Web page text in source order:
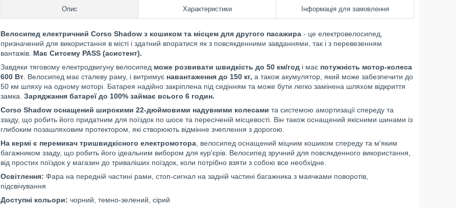
Опис Характеристики Інформація для замовлення
Велосипед електричний Corso Shadow з кошиком та місцем для другого пасажира - це електровелосипед,
призначений для використання в місті і здатний впоратися як з повсякденними завданнями, так і з перевезенням
вантажів. Має Ситсему PASS (асистент).
Завдяки тяговому електродвигуну велосипед може розвивати швидкість до 50 км/год і має потужність мотор-колеса
600 Вт . Велосипед має сталеву раму, і витримує навантаження до 150 кг, а також акумулятор, який може забезпечити до
50 км шляху на одному моторі. Батарея надійно закріплена під сидінням та може бути легко замінена шляхом відкриття
замка. Заряджання батареї до 100% займає всього 6 годин.
Corso Shadow оснащений широкими 22-дюймовими надувними колесами та системою амортизації спереду та
ззаду, що робить його придатним для поїздок по шосе та пересіченій місцевості. Він також оснащений якісними шинами із
глибоким позашляховим протектором, які створюють відмінне зчеплення з дорогою.
На кермі є перемикач тришвидкісного електромотора , велосипед оснащений міцним кошиком спереду та м'яким
багажником ззаду, що робить його ідеальним вибором для кур'єрів. Велосипед зручний для повсякденного використання,
від простих поїздок у магазин до триваліших поїздок, коли потрібно взяти з собою все необхідне.
Освітлення: Фара на передній частині рами, стоп-сигнал на задній частині багажника з маячками поворотів,
підсвічування
Доступні кольори: чорний, темно-зелений, сірий